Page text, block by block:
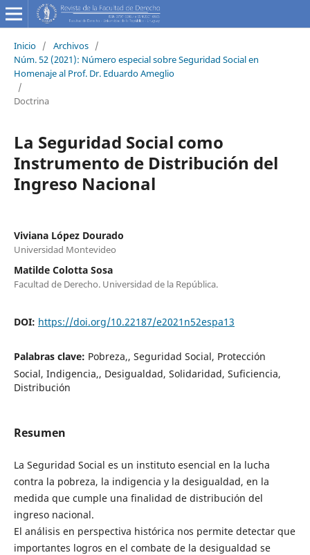
Inicio / Archivos /
Núm. 52 (2021): Número especial sobre Seguridad Social en
Homenaje al Prof. Dr. Eduardo Ameglio
/
Doctrina
La Seguridad Social como
Instrumento de Distribución del
Ingreso Nacional
Viviana López Dourado
Universidad Montevideo
Matilde Colotta Sosa
Facultad de Derecho. Universidad de la República.
DOI: https://doi.org/10.22187/e2021n52espa13
Palabras clave: Pobreza,, Seguridad Social, Protección
Social, Indigencia,, Desigualdad, Solidaridad, Suficiencia,
Distribución
Resumen
La Seguridad Social es un instituto esencial en la lucha
contra la pobreza, la indigencia y la desigualdad, en la
medida que cumple una finalidad de distribución del
ingreso nacional.
El análisis en perspectiva histórica nos permite detectar que
importantes logros en el combate de la desigualdad se